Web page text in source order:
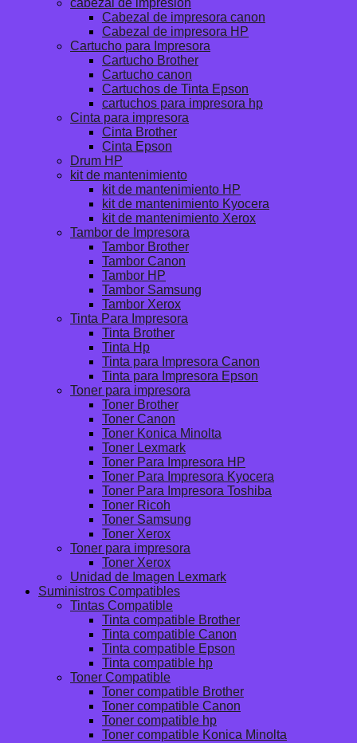
Cabezal de impresora canon
Cabezal de impresora HP
Cartucho para Impresora
Cartucho Brother
Cartucho canon
Cartuchos de Tinta Epson
cartuchos para impresora hp
Cinta para impresora
Cinta Brother
Cinta Epson
Drum HP
kit de mantenimiento
kit de mantenimiento HP
kit de mantenimiento Kyocera
kit de mantenimiento Xerox
Tambor de Impresora
Tambor Brother
Tambor Canon
Tambor HP
Tambor Samsung
Tambor Xerox
Tinta Para Impresora
Tinta Brother
Tinta Hp
Tinta para Impresora Canon
Tinta para Impresora Epson
Toner para impresora
Toner Brother
Toner Canon
Toner Konica Minolta
Toner Lexmark
Toner Para Impresora HP
Toner Para Impresora Kyocera
Toner Para Impresora Toshiba
Toner Ricoh
Toner Samsung
Toner Xerox
Toner para impresora
Toner Xerox
Unidad de Imagen Lexmark
Suministros Compatibles
Tintas Compatible
Tinta compatible Brother
Tinta compatible Canon
Tinta compatible Epson
Tinta compatible hp
Toner Compatible
Toner compatible Brother
Toner compatible Canon
Toner compatible hp
Toner compatible Konica Minolta